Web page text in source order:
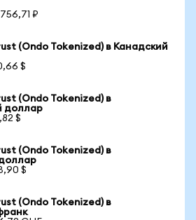
₽
(Ondo Tokenized) в Канадский
$
(Ondo Tokenized) в
доллар
$
(Ondo Tokenized) в
$
(Ondo Tokenized) в